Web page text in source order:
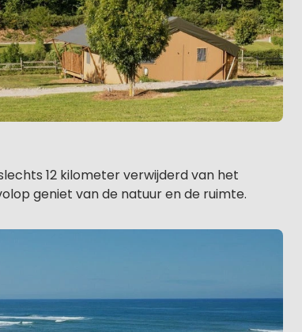
12 kilometer verwijderd van het
geniet van de natuur en de ruimte.